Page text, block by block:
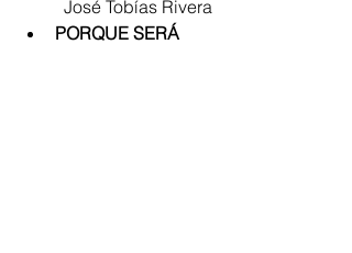
          José Tobías Rivera
PORQUE SERÁ